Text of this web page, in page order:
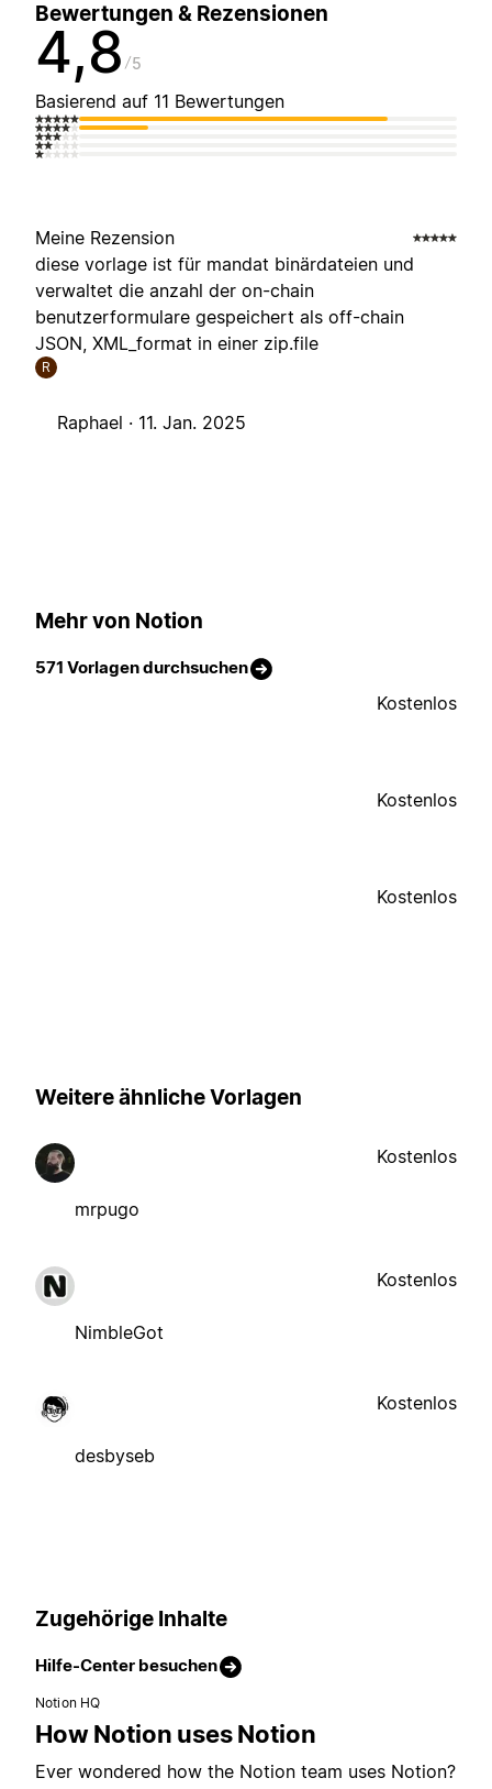
Bewertungen & Rezensionen
4,8 5
Basierend auf 11 Bewertungen
Meine Rezension
diese vorlage ist für mandat binärdateien und
verwaltet die anzahl der on-chain
benutzerformulare gespeichert als off-chain
JSON, XML_format in einer zip.file
R
Raphael · 11. Jan. 2025
Mehr von Notion
571 Vorlagen durchsuchen
Kostenlos
Kostenlos
Kostenlos
Weitere ähnliche Vorlagen
mrpugo
Kostenlos
NimbleGot
Kostenlos
desbyseb
Kostenlos
Zugehörige Inhalte
Hilfe-Center besuchen
Notion HQ
How Notion uses Notion
Ever wondered how the Notion team uses Notion?